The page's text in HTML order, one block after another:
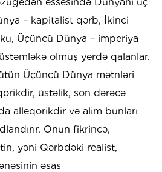
– kapitalist qərb, İkinci
Üçüncü Dünya – imperiya
olmuş yerdə qalanlar.
Üçüncü Dünya mətnləri
üstəlik, son dərəcə
alleqorikdir və alim bunları
Onun fikrincə,
yəni Qərbdəki realist,
əsas